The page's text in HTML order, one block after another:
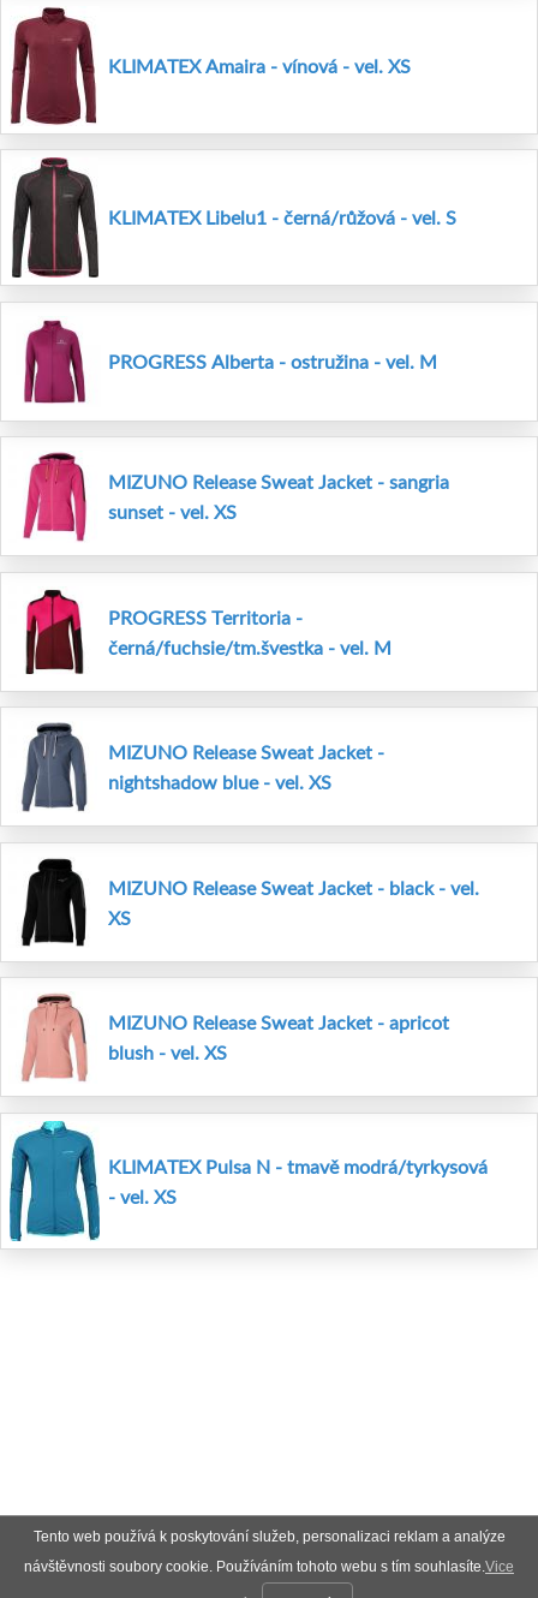
Tento web používá k poskytování služeb, personalizaci reklam a analýze
návštěvnosti soubory cookie. Používáním tohoto webu s tím souhlasíte.Vice
KLIMATEX Amaira - vínová - vel. XS
KLIMATEX Libelu1 - černá/růžová - vel. S
PROGRESS Alberta - ostružina - vel. M
MIZUNO Release Sweat Jacket - sangria
sunset - vel. XS
PROGRESS Territoria -
černá/fuchsie/tm.švestka - vel. M
MIZUNO Release Sweat Jacket -
nightshadow blue - vel. XS
MIZUNO Release Sweat Jacket - black - vel.
XS
MIZUNO Release Sweat Jacket - apricot
blush - vel. XS
KLIMATEX Pulsa N - tmavě modrá/tyrkysová
- vel. XS